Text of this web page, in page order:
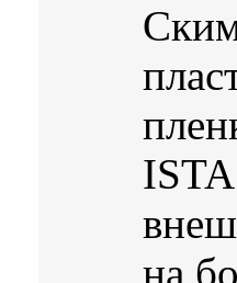
на